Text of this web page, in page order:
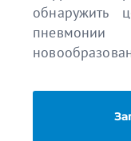
обнаружить